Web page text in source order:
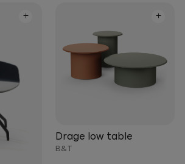
+
Drage low table
B&T
+